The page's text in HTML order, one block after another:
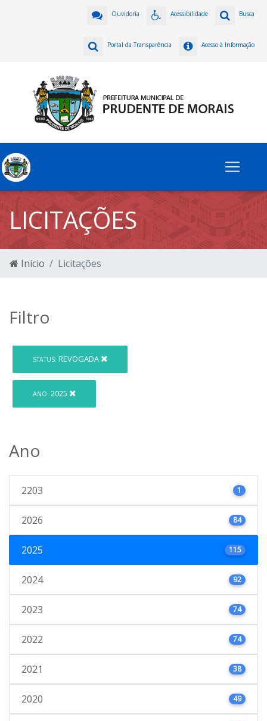
Busca
Acessibilidade
Ouvidoria
Acesso à Informação
Portal da Transparência
LICITAÇÕES
Início Licitações
Filtro
STATUS: REVOGADA
ANO: 2025
Ano
2203 1
2026 84
2025 115
2024 92
2023 74
2022 74
2021 38
2020 49